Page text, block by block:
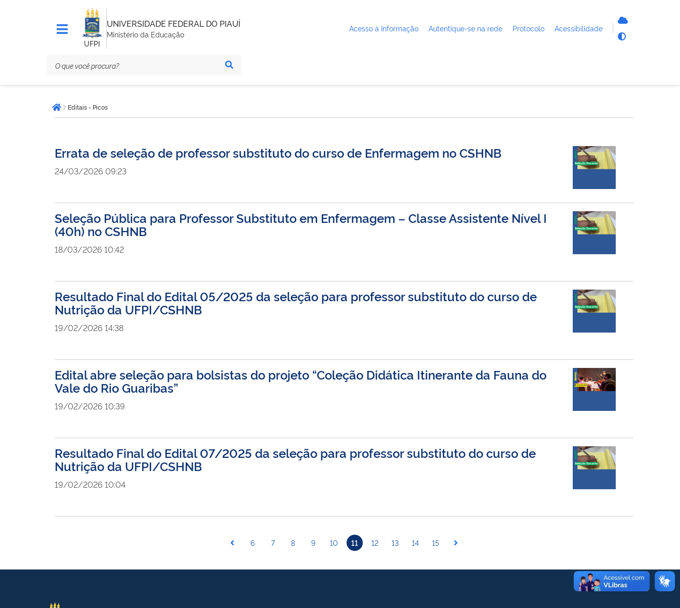
UFPI
UNIVERSIDADE FEDERAL DO PIAUÍ
Ministério da Educação
Acesso à Informação Autentique-se na rede Protocolo Acessibilidade
está
aqui:Página inicial
Editais - Picos
Errata de seleção de professor substituto do curso de Enfermagem no CSHNB
24/03/2026 09:23
Seleção Pública para Professor Substituto em Enfermagem – Classe Assistente Nível I
(40h) no CSHNB
18/03/2026 10:42
Resultado Final do Edital 05/2025 da seleção para professor substituto do curso de
Nutrição da UFPI/CSHNB
19/02/2026 14:38
Edital abre seleção para bolsistas do projeto “Coleção Didática Itinerante da Fauna do
Vale do Rio Guaribas”
19/02/2026 10:39
Resultado Final do Edital 07/2025 da seleção para professor substituto do curso de
Nutrição da UFPI/CSHNB
19/02/2026 10:04
6 7 8 9 10 11 12 13 14 15